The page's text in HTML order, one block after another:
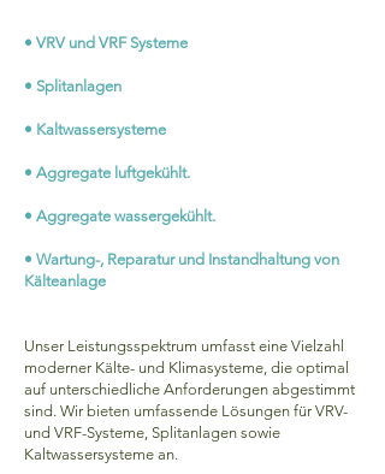
• VRV und VRF Systeme
• Splitanlagen
• Kaltwassersysteme
• Aggregate luftgekühlt.
• Aggregate wassergekühlt.
• Wartung-, Reparatur und Instandhaltung von
Kälteanlage
Unser Leistungsspektrum umfasst eine Vielzahl
moderner Kälte- und Klimasysteme, die optimal
auf unterschiedliche Anforderungen abgestimmt
sind. Wir bieten umfassende Lösungen für VRV-
und VRF-Systeme, Splitanlagen sowie
Kaltwassersysteme an.